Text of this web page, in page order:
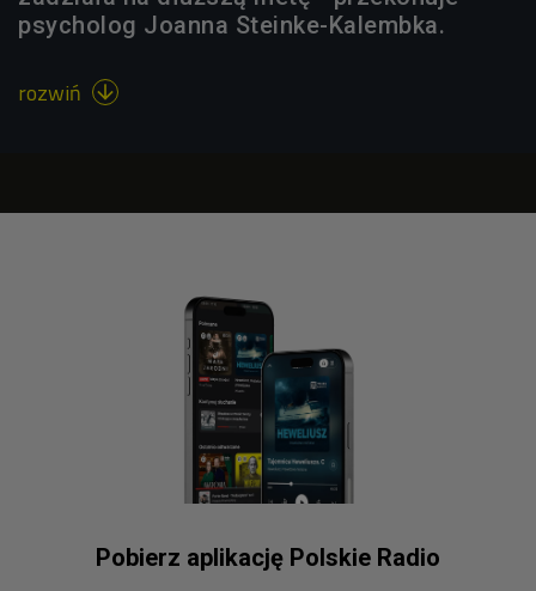
psycholog Joanna Steinke-Kalembka.
rozwiń 
Pobierz aplikację Polskie Radio